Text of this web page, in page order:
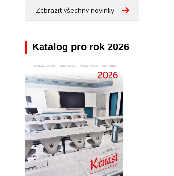
Zobrazit všechny novinky
Katalog pro rok 2026